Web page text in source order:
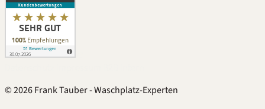
© 2026 Frank Tauber - Waschplatz-Experten